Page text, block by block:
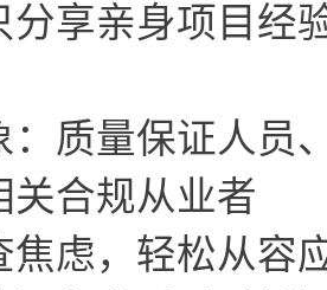
分享亲身项目经
：质量保证人员
关合规从业者
焦虑，轻松从容